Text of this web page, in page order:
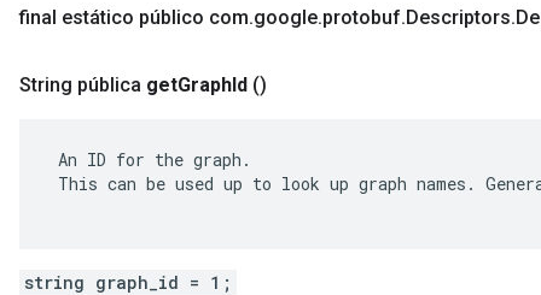
final estático público com.google.protobuf.Descriptors.
String pública getGraphId ()
An ID for the graph.
This can be used up to look up graph names.
string graph_id = 1;